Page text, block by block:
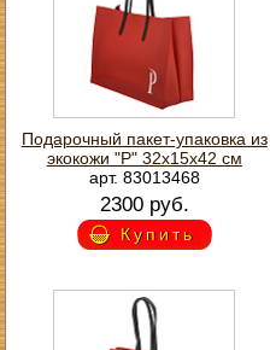
Подарочный пакет-упаковка из
экокожи "Р" 32х15х42 см
арт. 83013468
2300 руб.
Купить